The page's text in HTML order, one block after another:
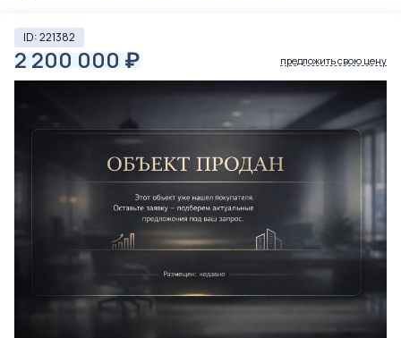
ID: 221382
2 200 000 ₽ предложить свою цену